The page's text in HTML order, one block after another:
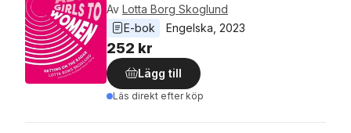
Av Lotta Borg Skoglund
E-bok
Engelska 2023
252 kr
Lägg till
Läs direkt efter köp